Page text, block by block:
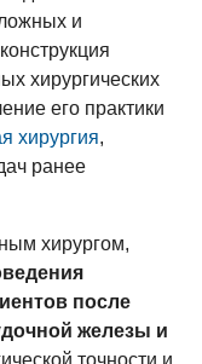
и
хирургических
его практики
хирургия,
ранее
хирургом,
после
железы и
точности и